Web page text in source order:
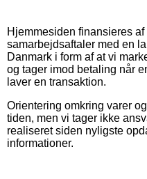
Hjemmesiden finansieres
samarbejdsaftaler med en
Danmark i form af at vi
og tager imod betaling når
laver en transaktion.
Orientering omkring varer
tiden, men vi tager ikke
realiseret siden nyligste
informationer.